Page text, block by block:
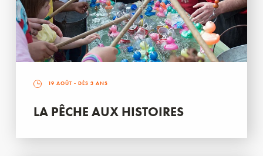
19 AOÛT - DÈS 3 ANS
LA PÊCHE AUX HISTOIRES